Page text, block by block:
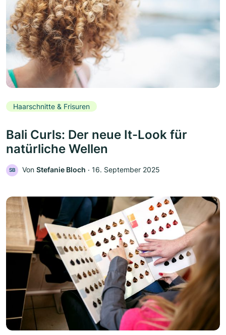
Haarschnitte & Frisuren
Bali Curls: Der neue It-Look für
natürliche Wellen
SB Von Stefanie Bloch ‧ 16. September 2025